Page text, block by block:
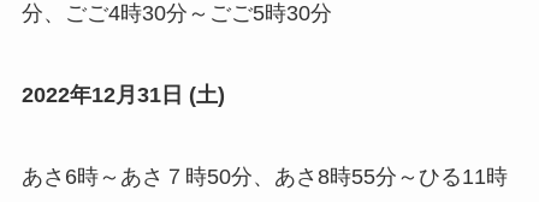
分、ごご4時30分～ごご5時30分
2022年12月31日 (土)
あさ6時～あさ７時50分、あさ8時55分～ひる11時